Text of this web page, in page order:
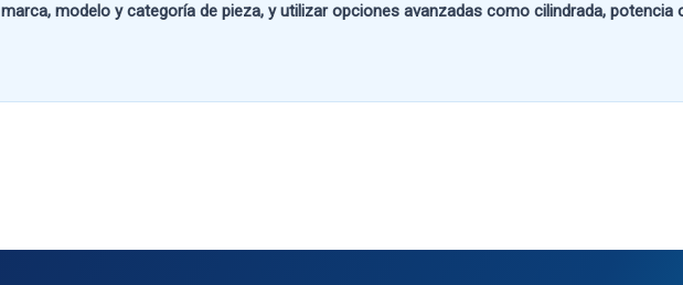
marca, modelo y categoría de pieza, y utilizar opciones avanzadas como cilindrada, potencia